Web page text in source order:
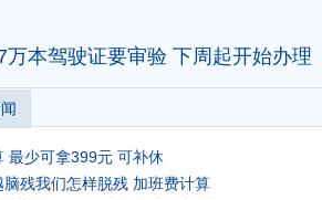
万本驾驶证要审验 下周起开始办理
最少可拿399元 可补休
残我们怎样脱残 加班费计算